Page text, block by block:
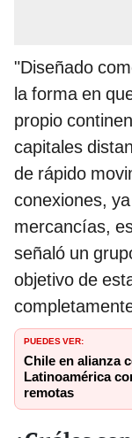
"Diseñado
la forma en
propio
capitales
de rápido
conexiones,
mercancías,
señaló un
objetivo de
PUEDES VER:
Chile en alianza
Latinoamérica
remotas